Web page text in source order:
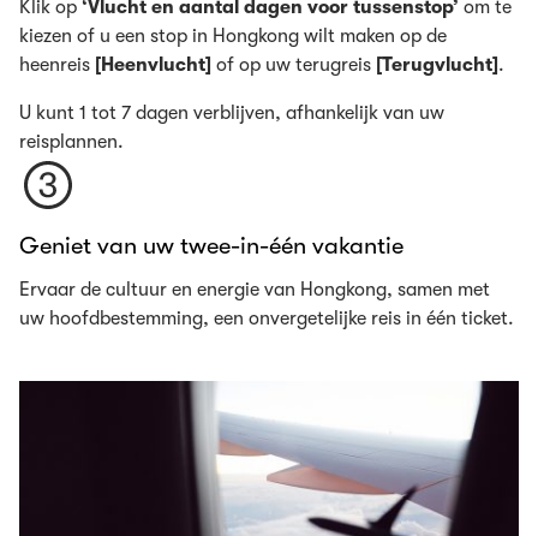
Klik op ‘Vlucht en aantal dagen voor tussenstop’ om te
kiezen of u een stop in Hongkong wilt maken op de
heenreis [Heenvlucht] of op uw terugreis [Terugvlucht] .
U kunt 1 tot 7 dagen verblijven, afhankelijk van uw
reisplannen.
Geniet van uw twee-in-één vakantie
Ervaar de cultuur en energie van Hongkong, samen met
uw hoofdbestemming, een onvergetelijke reis in één ticket.